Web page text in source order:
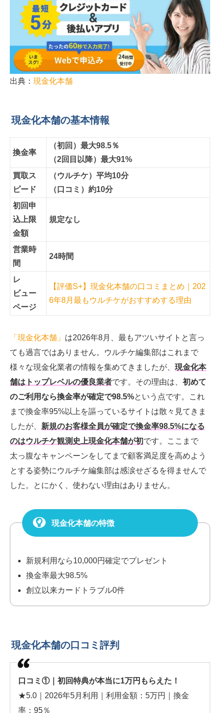
出典： 現金化本舗
現金化本舗の基本情報
換金率
（初回）最大98.5％
（2回目以降）最大91%
買取ス
ピード
（ウルチケ）平均10分
（口コミ）約10分
初回申
込上限
金額
規定なし
営業時
間
24時間
レ
ビュー
ページ
【評価S+】現金化本舗の口コミまとめ｜202
6年8月最もウルチケがおすすめする理由
「現金化本舗」 は2026年8月、最もアツいサイトと言っ
ても過言ではありません。ウルチケ編集部はこれまで
様々な現金化業者の情報を集めてきましたが、 現金化本
舗はトップレベルの優良業者です。その理由は、 初めて
のご利用なら換金率が確定で98.5%という点です。これ
まで換金率95%以上を謳っているサイトは散々見てきま
したが、 新規のお客様全員が確定で換金率98.5%になる
のはウルチケ観測史上現金化本舗が初です。
ここまで
太っ腹なキャンペーンをしてまで顧客満足度を高めよう
とする姿勢にウルチケ編集部は感涙せざるを得ませんで
した。とにかく、使わない理由はありません。
現金化本舗の特徴
新規利用なら10,000円確定でプレゼント
換金率最大98.5%
創立以来カードトラブル0件
現金化本舗の口コミ評判
口コミ①｜初回特典が本当に1万円もらえた！
★5.0｜2026年5月利用｜利用金額：5万円｜換金
率：95％